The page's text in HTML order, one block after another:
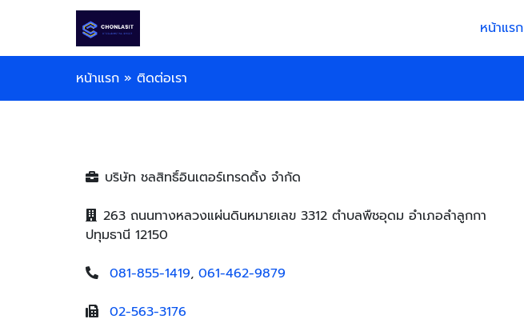
หน้าแรก
หน้าแรก » ติดต่อเรา
บริษัท ชลสิทธิ์อินเตอร์เทรดดิ้ง จำกัด
263 ถนนทางหลวงแผ่นดินหมายเลข 3312 ตำบลพืชอุดม อำเภอลำลูกกา
ปทุมธานี 12150
081-855-1419, 061-462-9879
02-563-3176